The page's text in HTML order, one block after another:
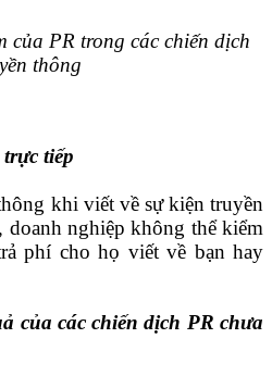
của PR trong các chiến dịch
thông
tiếp
khi viết về sự kiện truyền
doanh nghiệp không thể kiểm
phí cho họ viết về bạn hay
của các chiến dịch PR chưa